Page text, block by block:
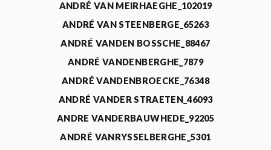
ANDRÉ VAN MEIRHAEGHE_102019
ANDRÉ VAN STEENBERGE_65263
ANDRÉ VANDEN BOSSCHE_88467
ANDRÉ VANDENBERGHE_7879
ANDRÉ VANDENBROECKE_76348
ANDRÉ VANDER STRAETEN_46093
ANDRE VANDERBAUWHEDE_92205
ANDRÉ VANRYSSELBERGHE_5301